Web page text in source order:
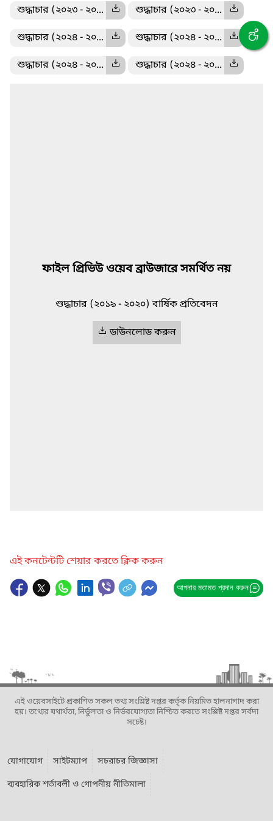
শুদ্ধাচার (২০২৩ - ২০... শুদ্ধাচার (২০২৩ - ২০...
শুদ্ধাচার (২০২৪ - ২০... শুদ্ধাচার (২০২৪ - ২০...
শুদ্ধাচার (২০২৪ - ২০... শুদ্ধাচার (২০২৪ - ২০...
ফাইল প্রিভিউ ওয়েব ব্রাউজারে সমর্থিত নয়
শুদ্ধাচার (২০১৯ - ২০২০) বার্ষিক প্রতিবেদন
ডাউনলোড করুন
এই কনটেন্টটি শেয়ার করতে ক্লিক করুন
আপনার মতামত প্রদান করুন
এই ওয়েবসাইটে প্রকাশিত সকল তথ্য সংশ্লিষ্ট দপ্তর কর্তৃক নিয়মিত হালনাগাদ করা
হয়। তথ্যের যথার্থতা, নির্ভুলতা ও নির্ভরযোগ্যতা নিশ্চিত করতে সংশ্লিষ্ট দপ্তর সর্বদা
সচেষ্ট।
যোগাযোগ সাইটম্যাপ
সচরাচর জিজ্ঞাসা
ব্যবহারিক শর্তাবলী ও গোপনীয় নীতিমালা